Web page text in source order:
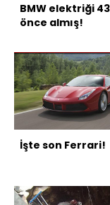
BMW elektriği 43
önce almış!
İşte son Ferrari!